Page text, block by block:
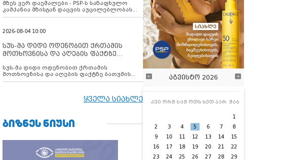
მზეს ვერ დაემალები - PSP-ს საზაფხულო
კამპანია მზისგან დაცვის აუცილებლობას
გვახსენებს
2026-08-04 10:00
სუს-მა დიდი ოდენობით ქრთამის
მოთხოვნისა და აღების ფაქტზე
დააკავა
სუს-მა დიდი ოდენობით ქრთამის
მოთხოვნისა და აღების ფაქტზე ბათუმის
მერიის თანამშრომელი დააკავა
ყველა სიახლე
ᲑᲘᲖᲜᲔᲡ ᲜᲘᲣᲡᲘ
აგვისტო 2026
კვი ორშ სამ ოთხ ხუთ პარ შაბ
1
2
3 4 5 6 7
8
9
10 11 12 13 14
15
16
17 18 19 20 21
22
23
24 25 26 27 28
29